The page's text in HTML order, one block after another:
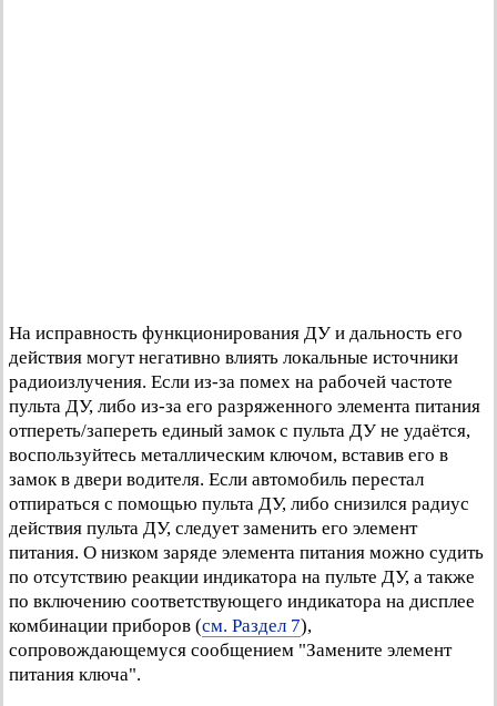
На исправность функционирования ДУ и дальность его
действия могут негативно влиять локальные источники
радиоизлучения. Если из-за помех на рабочей частоте
пульта ДУ, либо из-за его разряженного элемента питания
отпереть/запереть единый замок с пульта ДУ не удаётся,
воспользуйтесь металлическим ключом, вставив его в
замок в двери водителя. Если автомобиль перестал
отпираться с помощью пульта ДУ, либо снизился радиус
действия пульта ДУ, следует заменить его элемент
питания. О низком заряде элемента питания можно судить
по отсутствию реакции индикатора на пульте ДУ, а также
по включению соответствующего индикатора на дисплее
комбинации приборов (см. Раздел 7),
сопровождающемуся сообщением "Замените элемент
питания ключа".